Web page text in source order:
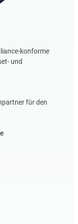
konforme
und
für den